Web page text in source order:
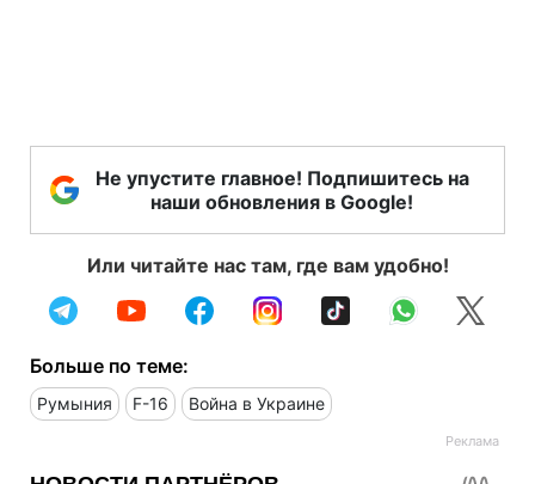
Не упустите главное! Подпишитесь на
наши обновления в Google!
Или читайте нас там, где вам удобно!
Больше по теме:
Румыния F-16 Война в Украине